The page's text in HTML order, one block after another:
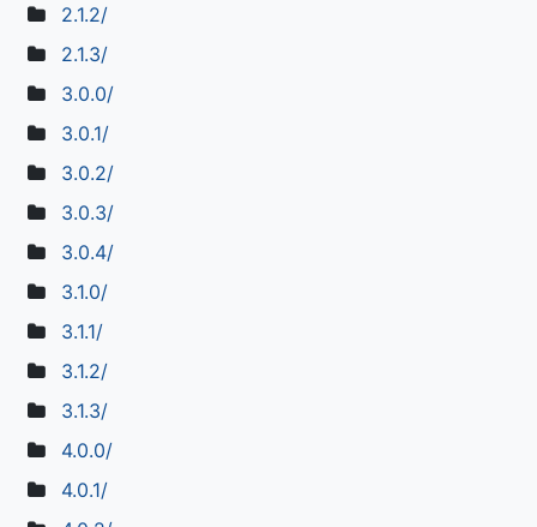
2.1.2/
2.1.3/
3.0.0/
3.0.1/
3.0.2/
3.0.3/
3.0.4/
3.1.0/
3.1.1/
3.1.2/
3.1.3/
4.0.0/
4.0.1/